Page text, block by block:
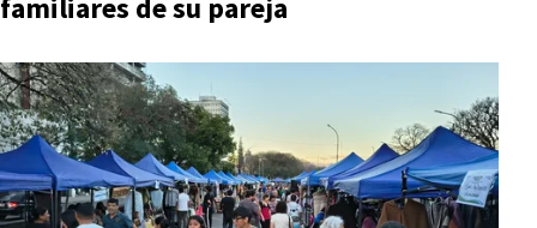
familiares de su pareja